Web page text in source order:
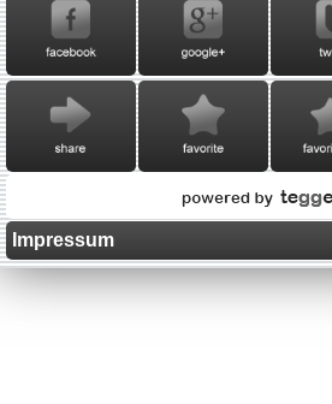
Impressum